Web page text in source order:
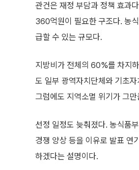
관건은 재정 부담과 정책 효과
360억원이 필요한 구조다. 농
급할 수 있는 규모다.
지방비가 전체의 60%를 차지
도 일부 광역자치단체와 기초
그럼에도 지역소멸 위기가 그
선정 일정도 늦춰졌다. 농식품
경쟁 양상 등을 이유로 발표 연
하겠다는 설명이다.